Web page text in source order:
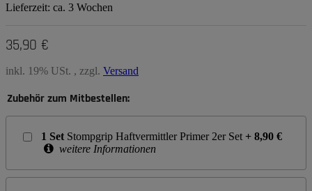
Lieferzeit: ca. 3 Wochen
35,90 €
inkl. 19% USt. , zzgl. Versand
Zubehör zum Mitbestellen:
1 Set Stompgrip Haftvermittler Primer 2er Set + 8,90 €
weitere Informationen